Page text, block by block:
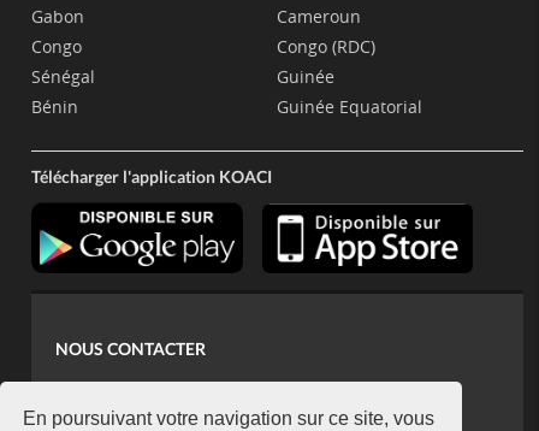
En poursuivant votre navigation sur ce site, vous
Gabon
Congo
Sénégal
Bénin
Cameroun
Congo (RDC)
Guinée
Guinée Equatorial
Télécharger l'application KOACI
NOUS CONTACTER
koaci@yahoo.fr